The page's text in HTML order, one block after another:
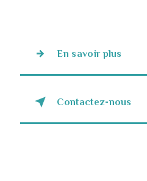
En savoir plus
Contactez-nous